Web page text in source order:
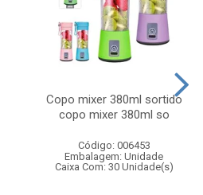
Copo mixer 380ml sortido
copo mixer 380ml so
Código: 006453
Embalagem: Unidade
Caixa Com: 30 Unidade(s)